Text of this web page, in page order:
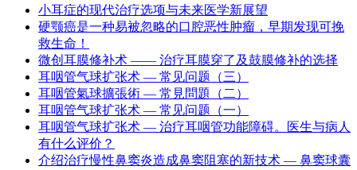
小耳症的现代治疗选项与未来医学新展望
硬颚癌是一种易被忽略的口腔恶性肿瘤，早期发现可挽
救生命！
微创耳膜修补术 —— 治疗耳膜穿了及鼓膜修补的选择
耳咽管气球扩张术 — 常见问题（三）
耳咽管氣球擴張術 — 常見問題（二）
耳咽管气球扩张术 — 常见问题（一）
耳咽管气球扩张术 — 治疗耳咽管功能障碍。医生与病人
有什么评价？
介绍治疗慢性鼻窦炎造成鼻窦阻塞的新技术 — 鼻窦球囊